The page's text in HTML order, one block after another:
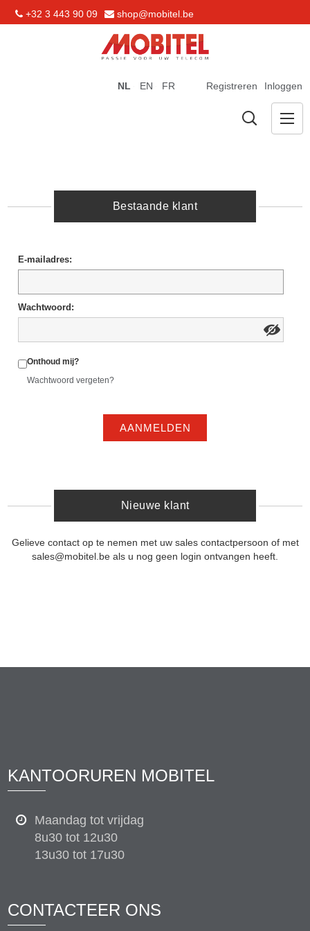
+32 3 443 90 09 shop@mobitel.be
Registreren Inloggen
NL EN FR
Bestaande klant
E-mailadres:
Wachtwoord:
Onthoud mij?
Wachtwoord vergeten?
AANMELDEN
Nieuwe klant
Gelieve contact op te nemen met uw sales contactpersoon of met
sales@mobitel.be als u nog geen login ontvangen heeft.
KANTOORUREN MOBITEL
Maandag tot vrijdag
8u30 tot 12u30
13u30 tot 17u30
CONTACTEER ONS